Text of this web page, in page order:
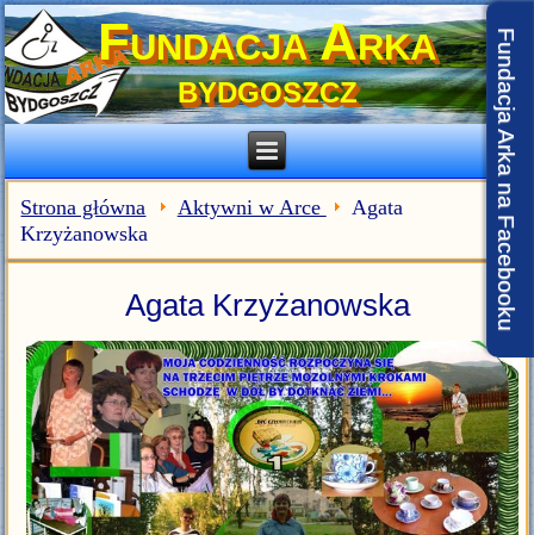
Fundacja Arka
BYDGOSZCZ
Strona główna Aktywni w Arce
Agata
Krzyżanowska
Agata Krzyżanowska Fundacja Arka na Facebooku